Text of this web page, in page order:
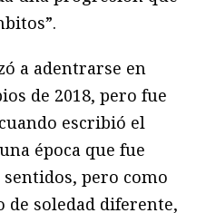
a adentrarse en
de 2018, pero fue
escribió el
época que fue
pero como
soledad diferente,